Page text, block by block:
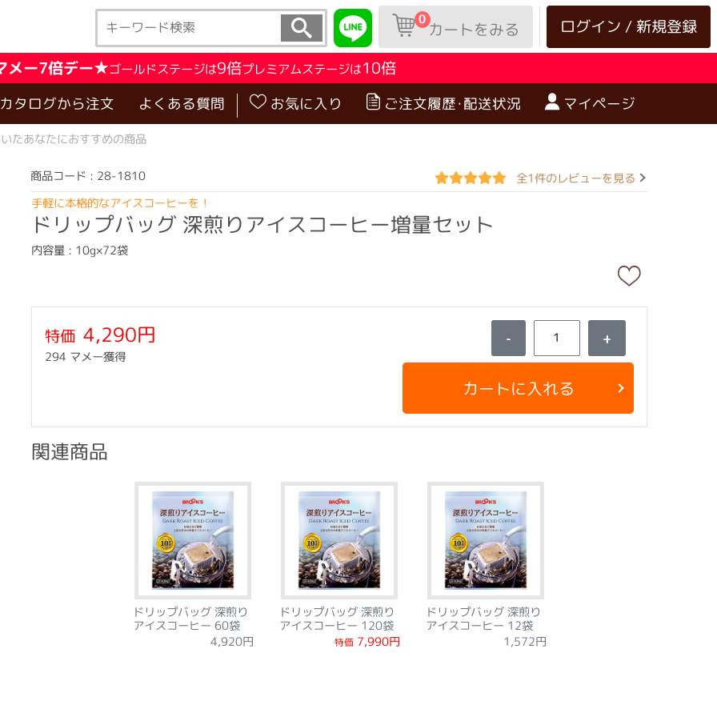
ログイン / 新規登録
0カートをみる
メー7倍デー★ゴールドステージは9倍プレミアムステージは10倍
タログから注文 よくある質問 お気に入り ご注文履歴･配送状況 マイページ
たあなたにおすすめの商品
商品コード : 28-1810 全1件のレビューを見る
手軽に本格的なアイスコーヒーを！
ドリップバッグ 深煎りアイスコーヒー増量セット
内容量 : 10g×72袋
特価 4,290円
294 マメー獲得
- +
カートに入れる
関連商品
ドリップバッグ 深煎り
アイスコーヒー 60袋
4,920円
ドリップバッグ 深煎り
アイスコーヒー 120袋
特価 7,990円
ドリップバッグ 深煎り
アイスコーヒー 12袋
1,572円